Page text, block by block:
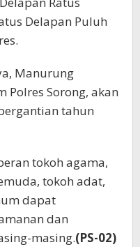
Delapan Puluh
Manurung
Polres Sorong, akan
tahun
tokoh agama,
tokoh adat,
dapat
dan
masing.(PS-02)